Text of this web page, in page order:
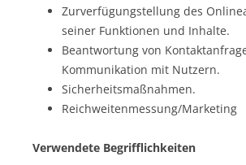
Zurverfügungstellung des
seiner Funktionen und Inhalte.
Beantwortung von
Kommunikation mit Nutzern.
Sicherheitsmaßnahmen.
Reichweitenmessung/Marketing
Verwendete Begrifflichkeiten